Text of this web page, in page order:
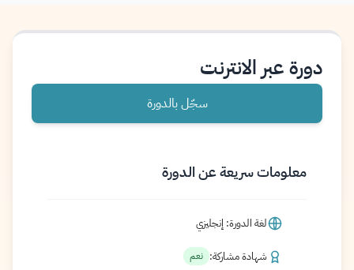
دورة عبر الانترنت
سجّل بالدورة
معلومات سريعة عن الدورة
لغة الدورة: إنجليزي
شهادة مشاركة: نعم